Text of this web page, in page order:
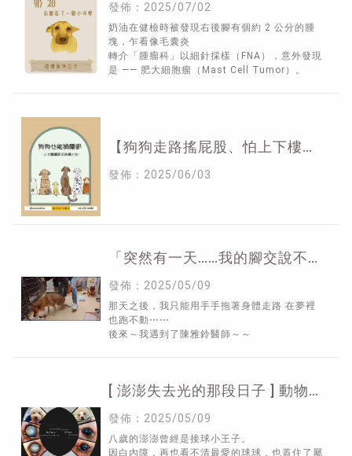
腫瘤科,東區寵物腫瘤科
發佈：2025/07/02
奶油在健檢時被發現右後腳有個約 2 公分的腫
塊，乍看像毛囊炎
轉介「腫瘤科」以細針採樣（FNA），意外發現
是 —— 肥大細胞瘤（Mast Cell Tumor）。
【狗狗走路搖屁股、怕上下樓？
骨科,新竹動物骨科,東區動物骨
發佈：2025/06/03
「突然有一天……我的腳交說不走
發佈：2025/05/09
那天之後，我只能用手手拖著身體走路 在夢裡
也跑不動⋯⋯
後來～我遇到了陳雅鈴醫師～～
[ 澎澎失去光的那段日子 ] 動物
區動物眼科醫院
發佈：2025/05/09
八歲的澎澎曾經是接球小王子。
因白內障，再也看不清最愛的球球，也蓋住了屬